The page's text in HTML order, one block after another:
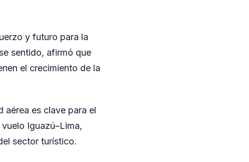
y futuro para la
sentido, afirmó que
el crecimiento de la
aérea es clave para el
Iguazú–Lima,
sector turístico.